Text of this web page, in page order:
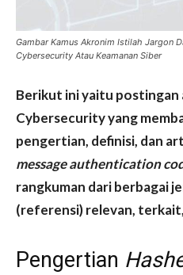
Gambar Kamus Akronim Istilah Jargon
Cybersecurity Atau Keamanan Siber
Berikut ini yaitu
Cybersecurity yang
pengertian, definisi, dan
message authentication
rangkuman dari berbagai
(referensi) relevan,
Pengertian